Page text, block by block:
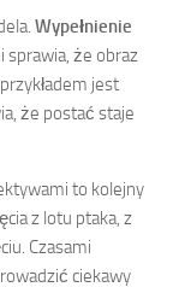
Wypełnienie
że obraz
jest
że postać staje
to kolejny
z lotu ptaka, z
Czasami
ciekawy